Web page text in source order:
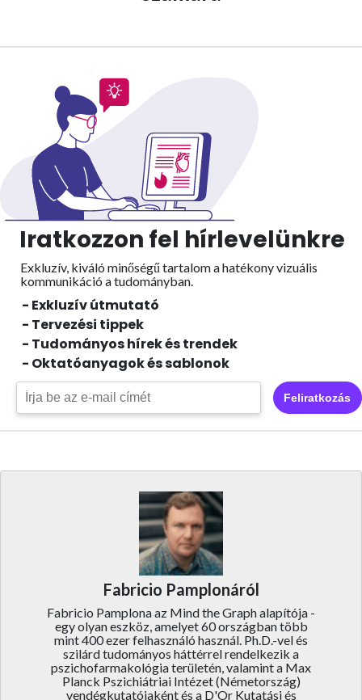
Iratkozzon fel hírlevelünkre
Exkluzív, kiváló minőségű tartalom a hatékony vizuális
kommunikáció a tudományban.
- Exkluzív útmutató
- Tervezési tippek
- Tudományos hírek és trendek
- Oktatóanyagok és sablonok
Feliratkozás
Fabricio Pamplonáról
Fabricio Pamplona az Mind the Graph alapítója -
egy olyan eszköz, amelyet 60 országban több
mint 400 ezer felhasználó használ. Ph.D.-vel és
szilárd tudományos háttérrel rendelkezik a
pszichofarmakológia területén, valamint a Max
Planck Pszichiátriai Intézet (Németország)
vendégkutatójaként és a D'Or Kutatási és